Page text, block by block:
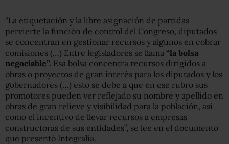
“La etiquetación y la libre asignación de partidas
pervierte la función de control del Congreso, diputados
se concentran en gestionar recursos y algunos en cobrar
comisiones (…) Entre legisladores se llama “la bolsa
negociable”. Esa bolsa concentra recursos dirigidos a
obras o proyectos de gran interés para los diputados y los
gobernadores (…) esto se debe a que en ese rubro sus
promotores pueden ver reflejado su nombre y apellido en
obras de gran relieve y visibilidad para la población, así
como el incentivo de llevar recursos a empresas
constructoras de sus entidades”, se lee en el documento
que presentó Integralia.